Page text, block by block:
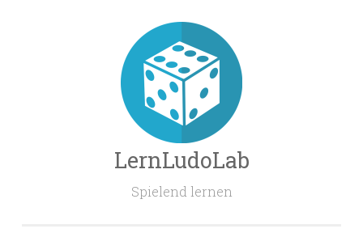
LernLudoLab
Spielend lernen